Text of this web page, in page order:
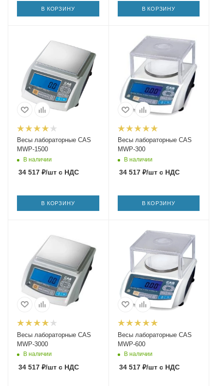
В КОРЗИНУ В КОРЗИНУ
Весы лабораторные CAS
MWP-1500
В наличии
34 517 ₽/шт с НДС
В КОРЗИНУ
Весы лабораторные CAS
MWP-300
В наличии
34 517₽/штс НДС
В КОРЗИНУ
Весы лабораторные CAS
MWP-3000
В наличии
34 517 ₽/шт с НДС
Весы лабораторные CAS
MWP-600
В наличии
34 517₽/штс НДС